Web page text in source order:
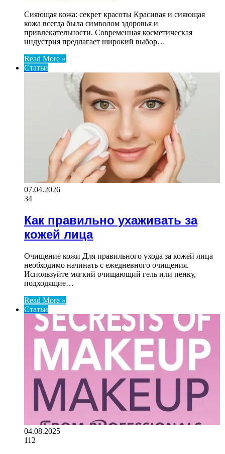
Сияющая кожа: секрет красоты Красивая и сияющая
кожа всегда была символом здоровья и
привлекательности. Современная косметическая
индустрия предлагает широкий выбор…
Read More »
Статьи
07.04.2026
34
Как правильно ухаживать за
кожей лица
Очищение кожи Для правильного ухода за кожей лица
необходимо начинать с ежедневного очищения.
Используйте мягкий очищающий гель или пенку,
подходящие…
Read More »
Статьи
04.08.2025
112